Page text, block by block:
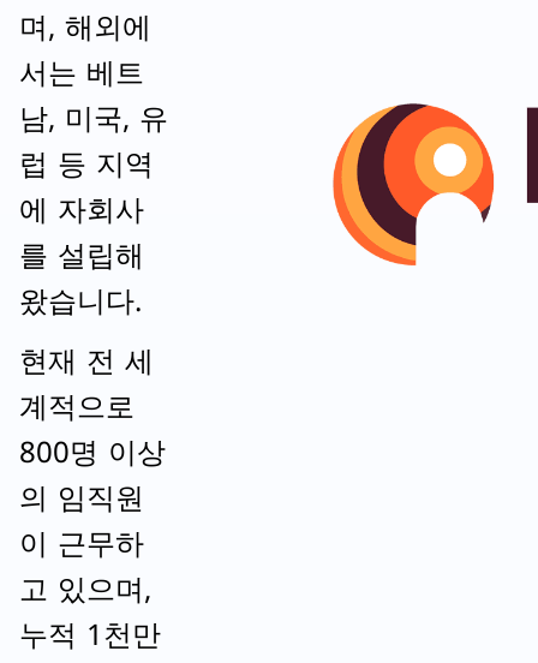
며, 해외에
서는 베트
남, 미국, 유
럽 등 지역
에 자회사
를 설립해
왔습니다.
현재 전 세
계적으로
800명 이상
의 임직원
이 근무하
고 있으며,
누적 1천만